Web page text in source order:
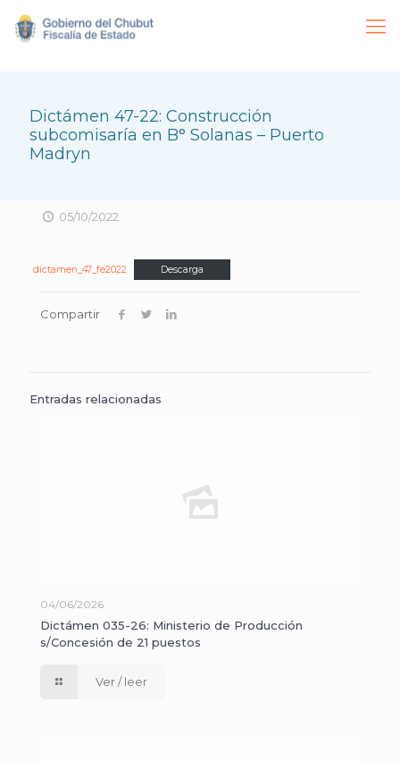
Dictámen 47-22: Construcción
subcomisaría en B° Solanas – Puerto
Madryn
05/10/2022
dictamen_47_fe2022 Descarga
Compartir
Entradas relacionadas
04/06/2026
Dictámen 035-26: Ministerio de Producción
s/Concesión de 21 puestos
Ver / leer